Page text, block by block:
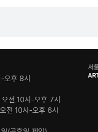
오후 8시
전 10시-오후 7시
전 10시-오후 6시
로
고